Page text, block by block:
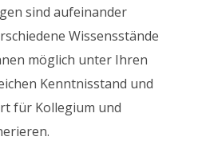
sind aufeinander
Wissensstände
möglich unter Ihren
Kenntnisstand und
für Kollegium und